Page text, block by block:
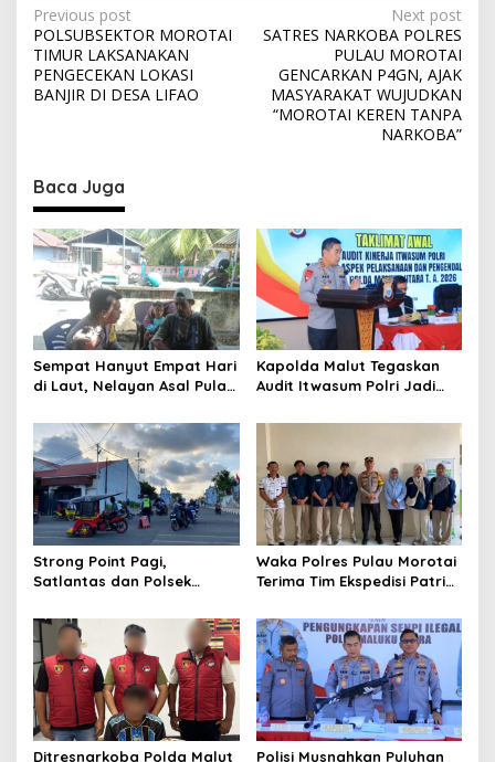
P
o
s
t
a
v
i
g
a
t
i
o
n
Previous post
POLSUBSEKTOR MOROTAI
TIMUR LAKSANAKAN
PENGECEKAN LOKASI
BANJIR DI DESA LIFAO
Next post
SATRES NARKOBA POLRES
PULAU MOROTAI
GENCARKAN P4GN, AJAK
MASYARAKAT WUJUDKAN
“MOROTAI KEREN TANPA
NARKOBA”
Baca Juga
Sempat Hanyut Empat Hari
di Laut, Nelayan Asal Pulau
Pantai Tawakali Morotai
Utara
Kapolda Malut Tegaskan
Audit Itwasum Polri Jadi
Akuntabilitas dan Kinerja
Strong Point Pagi,
Satlantas dan Polsek
Hadir Wujudkan Keamanan
serta Keselamatan Berlalu
Lintas
Waka Polres Pulau Morotai
Terima Tim Ekspedisi Patriot
Pengabdian dan Riset di
Wilayah Morotai
Ditresnarkoba Polda Malut
Polisi Musnahkan Puluhan